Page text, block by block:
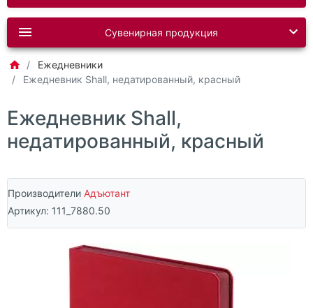
Сувенирная продукция
Ежедневники
Ежедневник Shall, недатированный, красный
Ежедневник Shall,
недатированный, красный
Производители Адъютант
Артикул: 111_7880.50